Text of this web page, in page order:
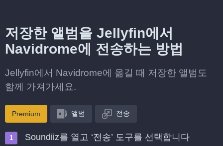
저장한 앨범을 Jellyfin에서
Navidrome에 전송하는 방법
Jellyfin에서 Navidrome에 옮길 때 저장한 앨범도
함께 가져가세요.
Premium 앨범 전송
Soundiiz를 열고 ‘전송’ 도구를 선택합니다